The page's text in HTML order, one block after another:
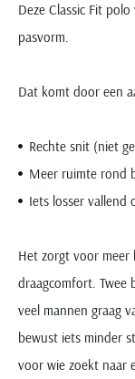
Deze Classic Fit
pasvorm.
Dat komt door een
Rechte snit (niet
Meer ruimte rond
Iets losser vallend
Het zorgt voor meer
draagcomfort. Twee
veel mannen graag
bewust iets minder
voor wie zoekt naar